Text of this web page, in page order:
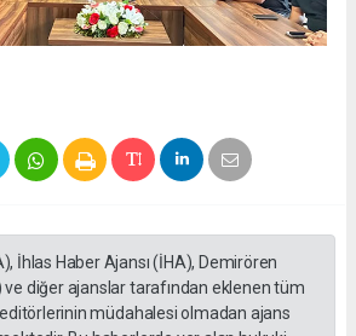
İhlas Haber Ajansı (İHA), Demirören
ve diğer ajanslar tarafından eklenen tüm
müdahalesi olmadan ajans